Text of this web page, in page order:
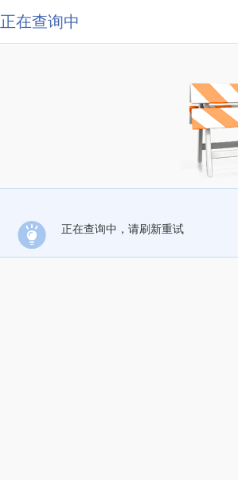
正在查询中
正在查询中，请刷新重试